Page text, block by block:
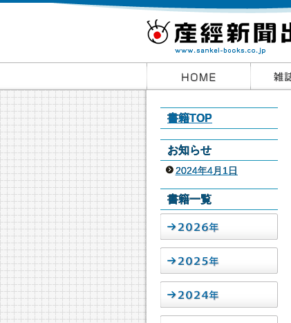
書籍TOP
お知らせ
2024年4月1日
書籍一覧